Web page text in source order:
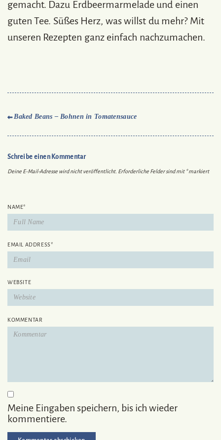
gemacht. Dazu Erdbeermarmelade und einen
guten Tee. Süßes Herz, was willst du mehr? Mit
unseren Rezepten ganz einfach nachzumachen.
Baked Beans – Bohnen in Tomatensauce
Schreibe einen Kommentar
Deine E-Mail-Adresse wird nicht veröffentlicht. Erforderliche Felder sind mit *markiert
NAME*
EMAIL ADDRESS*
WEBSITE
KOMMENTAR
Meine Eingaben speichern, bis ich wieder
kommentiere.